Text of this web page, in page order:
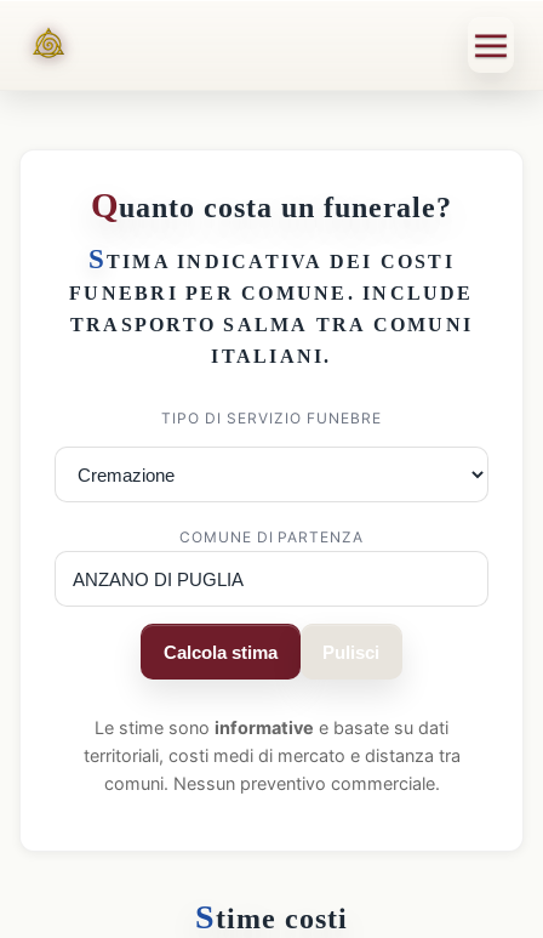
Quanto costa un funerale?
STIMA INDICATIVA DEI COSTI
FUNEBRI PER COMUNE . INCLUDE
TRASPORTO SALMA TRA COMUNI
ITALIANI.
TIPO DI SERVIZIO FUNEBRE
COMUNE DI PARTENZA
Calcola stima Pulisci
Le stime sono informative e basate su dati
territoriali, costi medi di mercato e distanza tra
comuni. Nessun preventivo commerciale.
Stime costi